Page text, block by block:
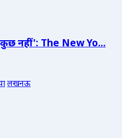
कुछ नहीं': The New Yo...
लखनऊ